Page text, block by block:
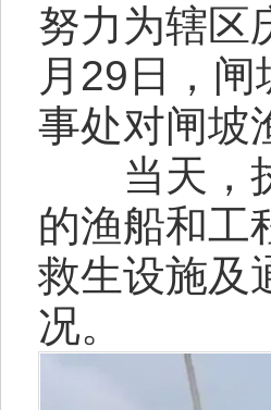
努力为辖区
月29日，
事处对闸坡
当天，执
的渔船和工
救生设施及
况。